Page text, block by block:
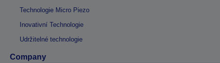
Technologie Micro Piezo
Inovativní Technologie
Udržitelné technologie
Company